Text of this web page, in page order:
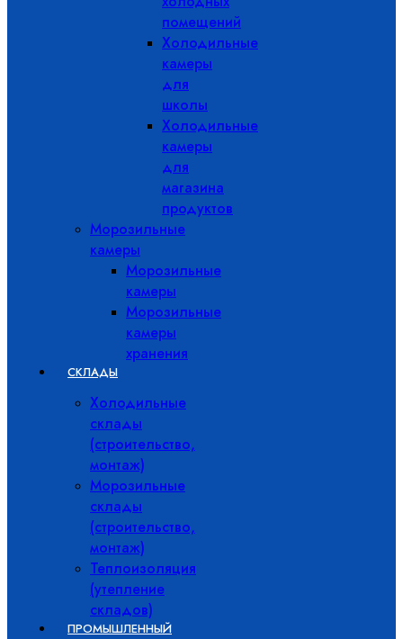
помещений
Холодильные
камеры
для
школы
Холодильные
камеры
для
магазина
продуктов
Морозильные
камеры
Морозильные
камеры
Морозильные
камеры
хранения
СКЛАДЫ
Холодильные
склады
(строительство,
монтаж)
Морозильные
склады
(строительство,
монтаж)
Теплоизоляция
(утепление
складов)
ПРОМЫШЛЕННЫЙ